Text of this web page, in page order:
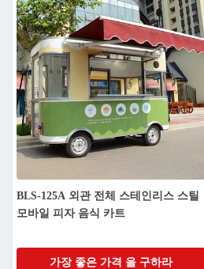
85 Kms 장거리 1500W/2000W/2500W
음식 카트 다기능
가장 좋은 가격 을 구하라